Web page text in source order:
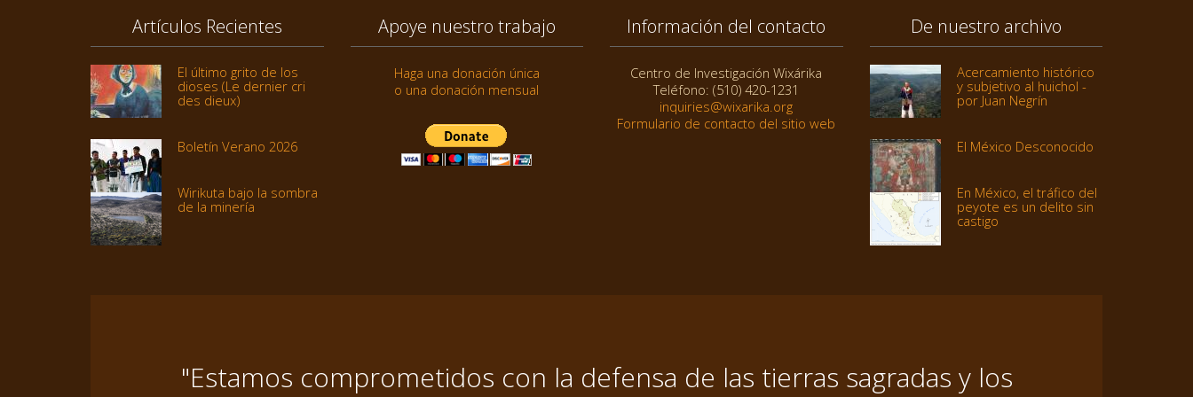
Artículos Recientes
El último grito de los
dioses (Le dernier cri
des dieux)
Boletín Verano 2026
Wirikuta bajo la sombra
de la minería
Apoye nuestro trabajo
Haga una donación única
o una donación mensual
Información del contacto
Centro de Investigación Wixárika
Teléfono: (510) 420-1231
inquiries@wixarika.org
Formulario de contacto del sitio web
De nuestro archivo
Acercamiento histórico
y subjetivo al huichol -
por Juan Negrín
El México Desconocido
En México, el tráfico del
peyote es un delito sin
castigo
"Estamos comprometidos con la defensa de las tierras sagradas y los